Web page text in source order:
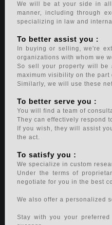
We will be at your side in
manner, including through
specializing in law and
To better assist you :
In buying or selling, we're
organizations with whom we
So sell your property will be
maximum visibility on the part
Similarly, we will use these
To better serve you :
You will find a team of
They can effectively respond
If you wish, they will assist
the act.
To satisfy you :
We specialize in custom
Under the terms of
negotiate for you in the best
We also offer a personalized
Stay with you your